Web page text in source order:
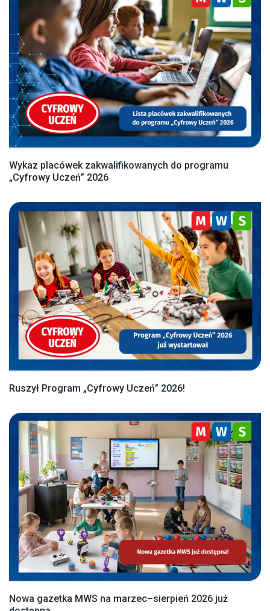
Wykaz placówek zakwalifikowanych do programu
„Cyfrowy Uczeń” 2026
Ruszył Program „Cyfrowy Uczeń” 2026!
Nowa gazetka MWS na marzec–sierpień 2026 już